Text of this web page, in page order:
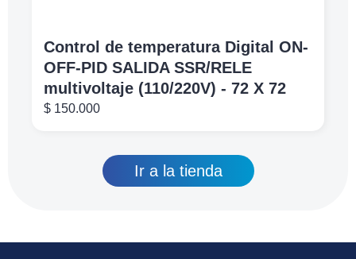
Control de temperatura Digital ON-
OFF-PID SALIDA SSR/RELE
multivoltaje (110/220V) - 72 X 72
$ 150.000
Ir a la tienda